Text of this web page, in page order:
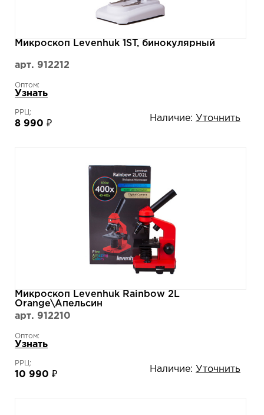
Микроскоп Levenhuk 1ST, бинокулярный
арт. 912212
Оптом:
Узнать
РРЦ:
8 990 ₽
Наличие: Уточнить
Микроскоп Levenhuk Rainbow 2L
Orange\Апельсин
арт. 912210
Оптом:
Узнать
РРЦ:
10 990 ₽
Наличие: Уточнить